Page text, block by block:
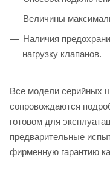
Величины
Наличия
нагрузку клапанов.
Все модели серийных
сопровождаются
готовом для
предварительные
фирменную гарантию